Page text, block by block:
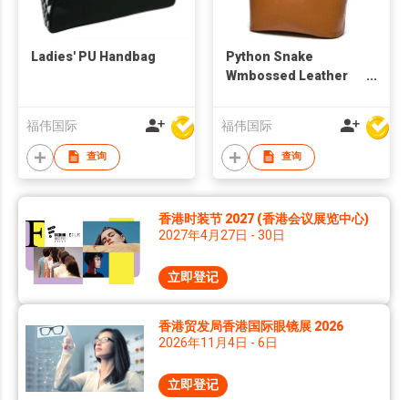
Ladies' PU Handbag
福伟国际
查询
Python Snake
Wmbossed Leather
福伟国际
查询
香港时装节 2027 (香港会议展览中心)
2027年4月27日 - 30日
立即登记
香港贸发局香港国际眼镜展 2026
2026年11月4日 - 6日
立即登记